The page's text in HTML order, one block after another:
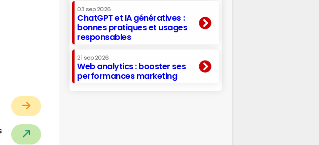
03 sep 2026
ChatGPT et IA génératives :
bonnes pratiques et usages
responsables
21 sep 2026
Web analytics : booster ses
performances marketing